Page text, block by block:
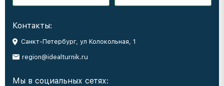
Контакты:
Санкт-Петербург, ул Колокольная, 1
region@idealturnik.ru
Мы в социальных сетях: